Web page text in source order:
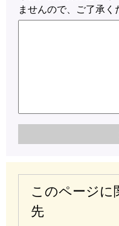
ませんので、ご了承く
このページに
先